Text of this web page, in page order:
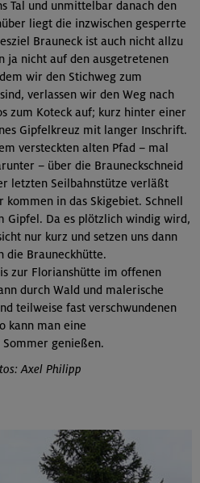
Tal und unmittelbar danach den
liegt die inzwischen gesperrte
Brauneck ist auch nicht allzu
nicht auf den ausgetretenen
wir den Stichweg zum
verlassen wir den Weg nach
zum Koteck auf; kurz hinter einer
Gipfelkreuz mit langer Inschrift.
versteckten alten Pfad – mal
– über die Brauneckschneid
letzten Seilbahnstütze verläßt
in das Skigebiet. Schnell
Gipfel. Da es plötzlich windig wird,
nur kurz und setzen uns dann
die Brauneckhütte.
zur Florianshütte im offenen
durch Wald und malerische
teilweise fast verschwundenen
kann man eine
genießen.
Axel Philipp